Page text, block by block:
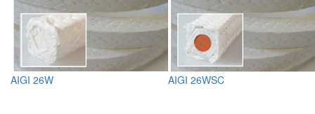
AIGI 26W AIGI 26WSC